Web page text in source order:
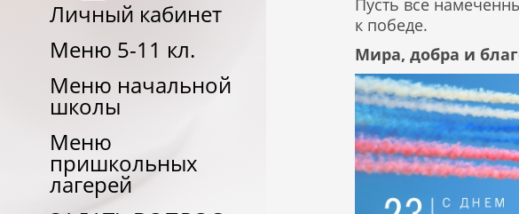
Личный кабинет
Меню 5-11 кл.
Меню начальной
школы
Меню
пришкольных
лагерей
к победе.
Мира, добра и